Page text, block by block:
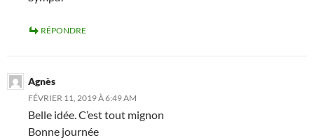
RÉPONDRE
Agnès
FÉVRIER 11, 2019 À 6:49 AM
Belle idée. C’est tout mignon
Bonne journée